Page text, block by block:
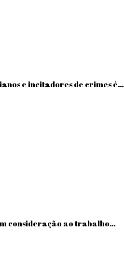
e incitadores de crimes é…
consideração ao trabalho…